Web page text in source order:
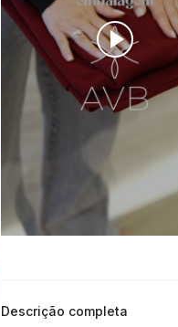
Descrição completa